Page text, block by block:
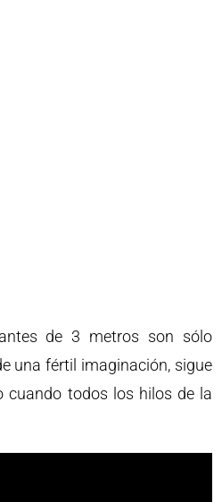
de 3 metros son sólo
una fértil imaginación, sigue
cuando todos los hilos de la